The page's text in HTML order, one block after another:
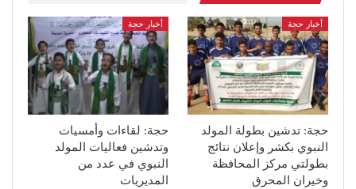
أخبار حجة
حجة: تدشين بطولة المولد
النبوي بكشر وإعلان نتائج
بطولتي مركز المحافظة
وخيران المحرق
أخبار حجة
حجة: لقاءات وأمسيات
وتدشين فعاليات المولد
النبوي في عدد من
المديريات